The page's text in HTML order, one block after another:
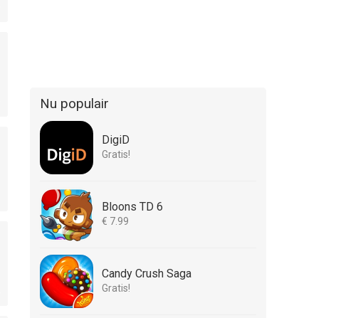
Nu populair
DigiD
Gratis!
Bloons TD 6
€ 7.99
Candy Crush Saga
Gratis!